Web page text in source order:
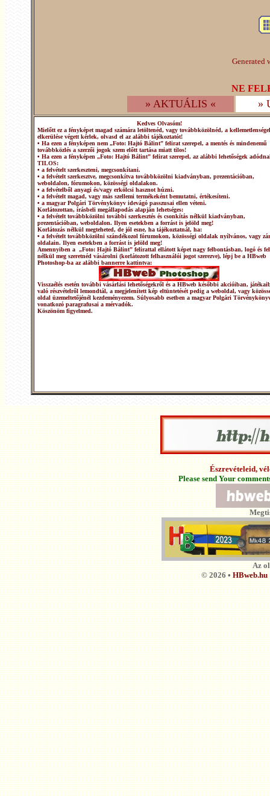
Generated
NE
» AKTUÁLIS « »
Kedves Olvasóm!
Mielőtt ez a fényképet magad számára letöltenéd, vagy továbbközölnéd, a
elkerülése végett kérlek, olvasd el az alábbi tájékoztatót!
• Ha ezen a fényképen nem „Foto: Hajtó Bálint” felirat szerepel, a mentés és mindenemű
továbbközlés a szerzői jogok szem előtt tartása miatt tilos!
• Ha ezen a fényképen „Foto: Hajtó Bálint” felirat szerepel, az alábbi lehetőségek
TILOS:
• a felvételt szerkeszteni, megcsonkítani.
• a felvételt szerkesztve, megcsonkítva továbbközölni kiadványban, prezentációban,
weboldalon, fórumokon, közösségi oldalakon.
• a felvételből anyagi és/vagy erkölcsi hasznot húzni.
• a felvételt magad, vagy más szellemi termékeként bemutatni, értékesíteni.
• a magyar Polgári Törvénykönyv idevágó passzusai ellen véteni.
Korlátozottan, írásbeli megállapodás alapján lehetséges:
• a felvételt továbbközölni további szerkesztés és csonkítás nélkül kiadványban,
prezentációban, weboldalon. Ilyen esetekben a forrást is jelöld meg!
Korlátozás nélkül megteheted, de jól esne, ha tájékoztatnál, ha:
• a felvételt továbbközölni szándékozol fórumokon, közösségi oldalak nyílvános, vagy
oldalain. Ilyen esetekben a forrást is jelöld meg!
Amennyiben a „Foto: Hajtó Bálint” felirattal ellátott képet nagy felbontásban, logó és
nélkül meg szeretnéd vásárolni (korlátozott felhasználói jogot szerezve), lépj be a HBweb
Photoshop-ba az alábbi bannerre kattintva:
Visszaélés esetén további vásárlási lehetőségekről és a HBweb későbbi akcióiban,
való részvételről lemondtál, a megjelenített kép eltüntetését pedig a weboldal, vagy
oldal üzemeltetőjénél kezdeményezem. Súlyosabb esetben a magyar Polgári
vonatkozó paragrafusai a mérvadók.
Köszönöm figyelmed.
Észrevételeid,
Please send Your
Az
© 2026 •HBweb.hu